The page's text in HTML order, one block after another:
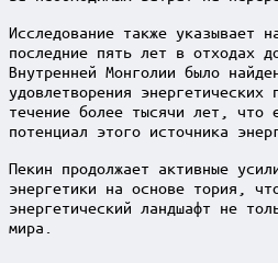
Исследование также указывает
последние пять лет в отходах
Внутренней Монголии было
удовлетворения энергетических
течение более тысячи лет, что
потенциал этого источника
Пекин продолжает активные
энергетики на основе тория,
энергетический ландшафт не
мира.